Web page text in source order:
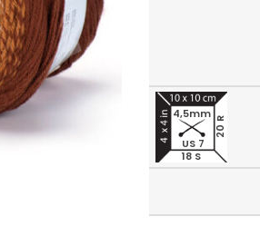
18 S
20 R
4,5mm
US 7